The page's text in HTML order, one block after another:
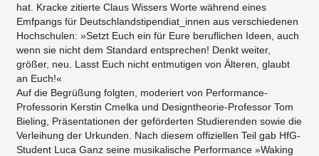
hat. Kracke zitierte Claus Wissers Worte während eines
Emfpangs für Deutschlandstipendiat_innen aus verschiedenen
Hochschulen: »Setzt Euch ein für Eure beruflichen Ideen, auch
wenn sie nicht dem Standard entsprechen! Denkt weiter,
größer, neu. Lasst Euch nicht entmutigen von Älteren, glaubt
an Euch!«
Auf die Begrüßung folgten, moderiert von Performance-
Professorin Kerstin Cmelka und Designtheorie-Professor Tom
Bieling, Präsentationen der geförderten Studierenden sowie die
Verleihung der Urkunden. Nach diesem offiziellen Teil gab HfG-
Student Luca Ganz seine musikalische Performance »Waking